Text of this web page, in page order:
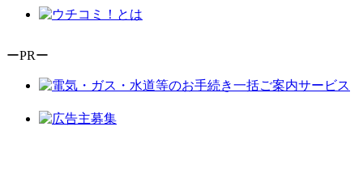
ーPRー